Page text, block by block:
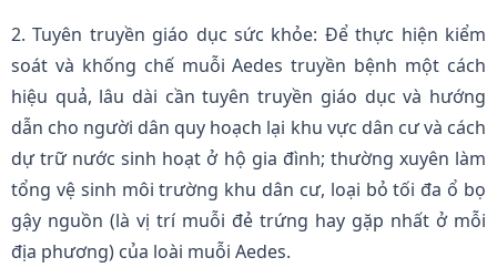
2. Tuyên truyền giáo dục sức khỏe: Để thực hiện kiểm
soát và khống chế muỗi Aedes truyền bệnh một cách
hiệu quả, lâu dài cần tuyên truyền giáo dục và hướng
dẫn cho người dân quy hoạch lại khu vực dân cư và cách
dự trữ nước sinh hoạt ở hộ gia đình; thường xuyên làm
tổng vệ sinh môi trường khu dân cư, loại bỏ tối đa ổ bọ
gậy nguồn (là vị trí muỗi đẻ trứng hay gặp nhất ở mỗi
địa phương) của loài muỗi Aedes.